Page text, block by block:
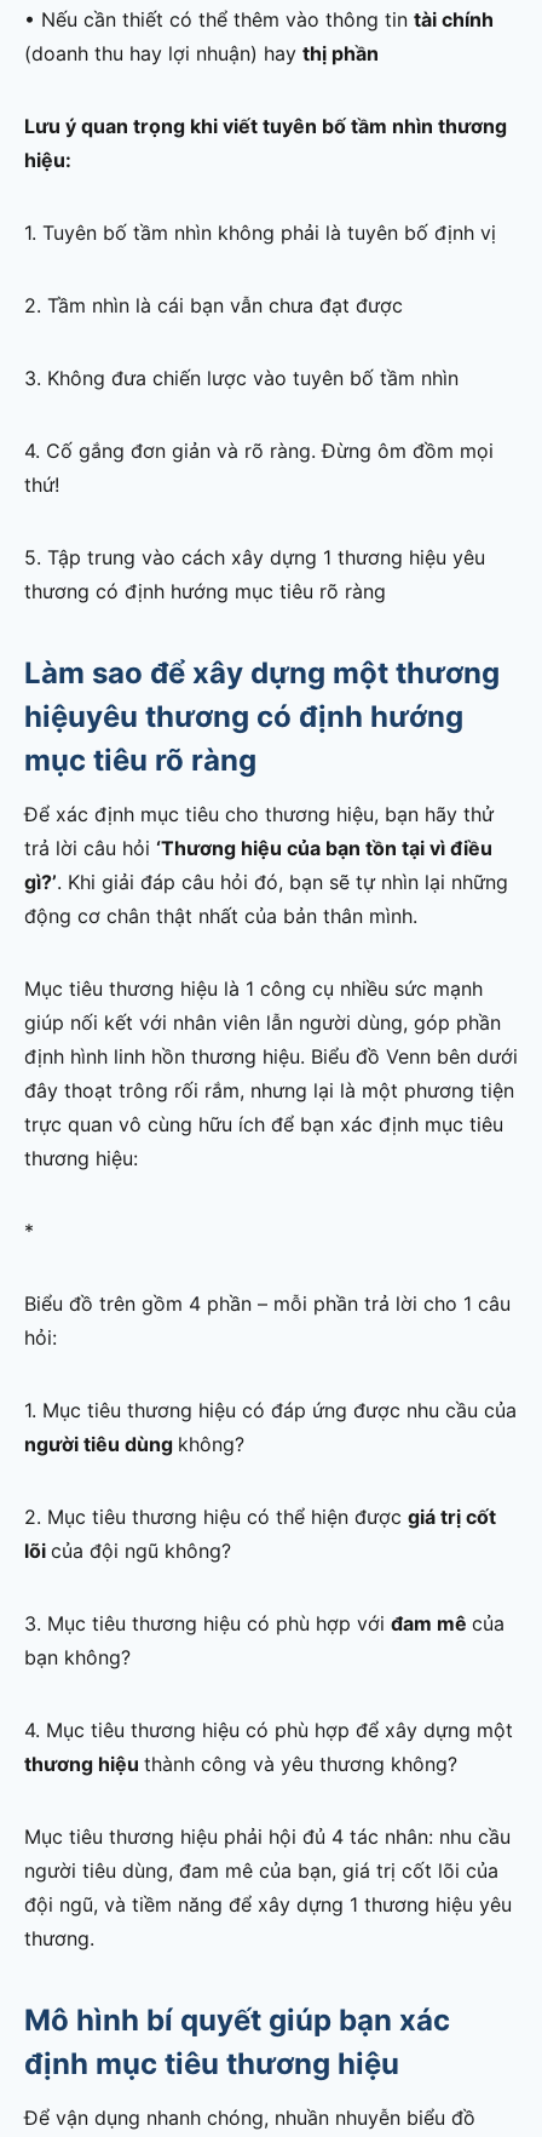
• Nếu cần thiết có thể thêm vào thông tin tài chính
(doanh thu hay lợi nhuận) hay thị phần
Lưu ý quan trọng khi viết tuyên bố tầm nhìn thương
hiệu:
1. Tuyên bố tầm nhìn không phải là tuyên bố định vị
2. Tầm nhìn là cái bạn vẫn chưa đạt được
3. Không đưa chiến lược vào tuyên bố tầm nhìn
4. Cố gắng đơn giản và rõ ràng. Đừng ôm đồm mọi
thứ!
5. Tập trung vào cách xây dựng 1 thương hiệu yêu
thương có định hướng mục tiêu rõ ràng
Làm sao để xây dựng một thương
hiệuyêu thương có định hướng
mục tiêu rõ ràng
Để xác định mục tiêu cho thương hiệu, bạn hãy thử
trả lời câu hỏi ‘Thương hiệu của bạn tồn tại vì điều
gì?’. Khi giải đáp câu hỏi đó, bạn sẽ tự nhìn lại những
động cơ chân thật nhất của bản thân mình.
Mục tiêu thương hiệu là 1 công cụ nhiều sức mạnh
giúp nối kết với nhân viên lẫn người dùng, góp phần
định hình linh hồn thương hiệu. Biểu đồ Venn bên dưới
đây thoạt trông rối rắm, nhưng lại là một phương tiện
trực quan vô cùng hữu ích để bạn xác định mục tiêu
thương hiệu:
*
Biểu đồ trên gồm 4 phần – mỗi phần trả lời cho 1 câu
hỏi:
1. Mục tiêu thương hiệu có đáp ứng được nhu cầu của
người tiêu dùng không?
2. Mục tiêu thương hiệu có thể hiện được giá trị cốt
lõi của đội ngũ không?
3. Mục tiêu thương hiệu có phù hợp với đam mê của
bạn không?
4. Mục tiêu thương hiệu có phù hợp để xây dựng một
thương hiệu thành công và yêu thương không?
Mục tiêu thương hiệu phải hội đủ 4 tác nhân: nhu cầu
người tiêu dùng, đam mê của bạn, giá trị cốt lõi của
đội ngũ, và tiềm năng để xây dựng 1 thương hiệu yêu
thương.
Mô hình bí quyết giúp bạn xác
định mục tiêu thương hiệu
Để vận dụng nhanh chóng, nhuần nhuyễn biểu đồ